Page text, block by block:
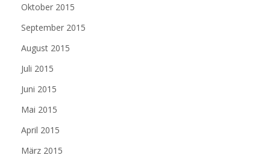
Oktober 2015
September 2015
August 2015
Juli 2015
Juni 2015
Mai 2015
April 2015
März 2015